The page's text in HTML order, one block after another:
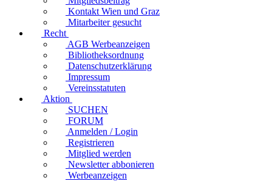
Kontakt Wien und Graz
Mitarbeiter gesucht
Recht
AGB Werbeanzeigen
Bibliotheksordnung
Datenschutzerklärung
Impressum
Vereinsstatuten
Aktion
SUCHEN
FORUM
Anmelden / Login
Registrieren
Mitglied werden
Newsletter abbonieren
Werbeanzeigen